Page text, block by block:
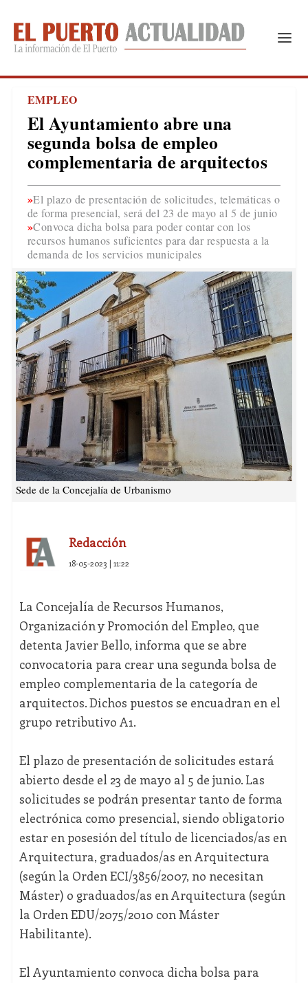
EMPLEO
El Ayuntamiento abre una
segunda bolsa de empleo
complementaria de arquitectos
El plazo de presentación de solicitudes, telemáticas o
de forma presencial, será del 23 de mayo al 5 de junio
Convoca dicha bolsa para poder contar con los
recursos humanos suficientes para dar respuesta a la
demanda de los servicios municipales
Sede de la Concejalía de Urbanismo
Redacción
18-05-2023 | 11:22
La Concejalía de Recursos Humanos,
Organización y Promoción del Empleo, que
detenta Javier Bello, informa que se abre
convocatoria para crear una segunda bolsa de
empleo complementaria de la categoría de
arquitectos. Dichos puestos se encuadran en el
grupo retributivo A1.
El plazo de presentación de solicitudes estará
abierto desde el 23 de mayo al 5 de junio. Las
solicitudes se podrán presentar tanto de forma
electrónica como presencial, siendo obligatorio
estar en posesión del título de licenciados/as en
Arquitectura, graduados/as en Arquitectura
(según la Orden ECI/3856/2007, no necesitan
Máster) o graduados/as en Arquitectura (según
la Orden EDU/2075/2010 con Máster
Habilitante).
El Ayuntamiento convoca dicha bolsa para